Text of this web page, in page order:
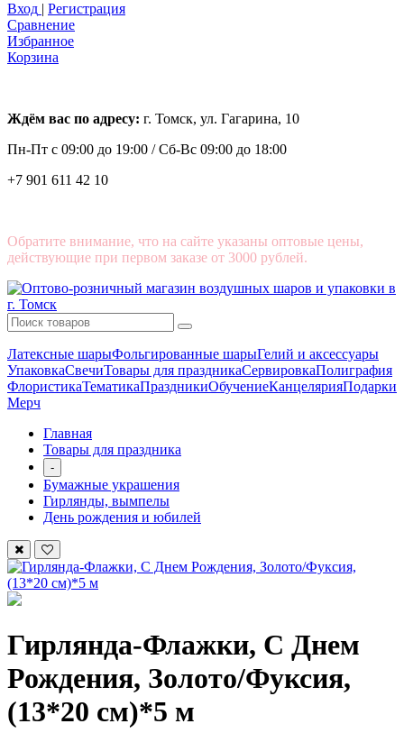
Вход | Регистрация
Сравнение
Избранное
Корзина
Ждём вас по адресу: г. Томск, ул. Гагарина, 10
Пн-Пт с 09:00 до 19:00 /Сб-Вс 09:00 до 18:00
+7 901 611 42 10
Обратите внимание, что на сайте указаны оптовые цены,
действующие при первом заказе от 3000 рублей.
Латексные шарыФольгированные шарыГелий и аксессуары
УпаковкаСвечиТовары для праздникаСервировкаПолиграфия
ФлористикаТематикаПраздникиОбучениеКанцелярияПодарки
Мерч
Главная
Товары для праздника
-
Бумажные украшения
Гирлянды, вымпелы
День рождения и юбилей
Гирлянда-Флажки, С Днем
Рождения, Золото/Фуксия,
(13*20 см)*5 м